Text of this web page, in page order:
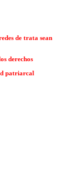
de trata sean
derechos
patriarcal